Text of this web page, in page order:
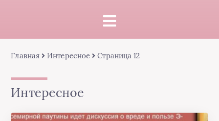
Главная Интересное Страница 12
Интересное